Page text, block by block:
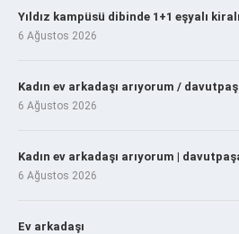
Yıldız kampüsü dibinde 1+1 eşyalı
6 Ağustos 2026
Kadın ev arkadaşı arıyorum /
6 Ağustos 2026
Kadın ev arkadaşı arıyorum |
6 Ağustos 2026
Ev arkadaşı